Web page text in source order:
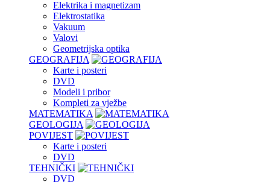
Elektrika i magnetizam
Elektrostatika
Vakuum
Valovi
Geometrijska optika
GEOGRAFIJA
Karte i posteri
DVD
Modeli i pribor
Kompleti za vježbe
MATEMATIKA
GEOLOGIJA
POVIJEST
Karte i posteri
DVD
TEHNIČKI
DVD